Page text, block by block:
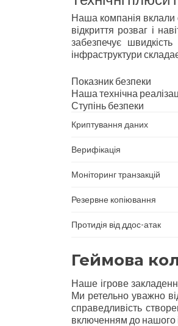
Наша компанія вклали
відкриття розваг і
забезпечує
інфраструктури
Показник безпеки
Наша технічна
Ступінь безпеки
Криптування даних
Верифікація
Моніторинг транзакцій
Резервне копіювання
Протидія від ддос-атак
Геймова
Наше ігрове
Ми ретельно уважно
справедливість
включенням до нашого